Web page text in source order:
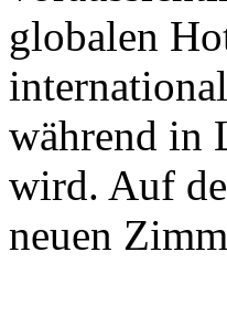
globalen
während in
wird. Auf
neuen